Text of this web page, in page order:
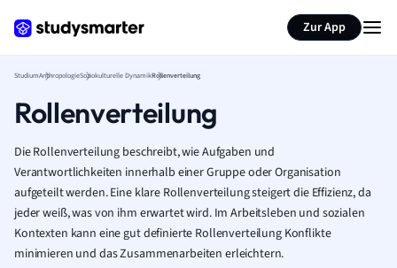
Zur App
StudiumAnthropologieSoziokulturelle DynamikRollenverteilung
Rollenverteilung
Die Rollenverteilung beschreibt, wie Aufgaben und
Verantwortlichkeiten innerhalb einer Gruppe oder Organisation
aufgeteilt werden. Eine klare Rollenverteilung steigert die Effizienz, da
jeder weiß, was von ihm erwartet wird. Im Arbeitsleben und sozialen
Kontexten kann eine gut definierte Rollenverteilung Konflikte
minimieren und das Zusammenarbeiten erleichtern.